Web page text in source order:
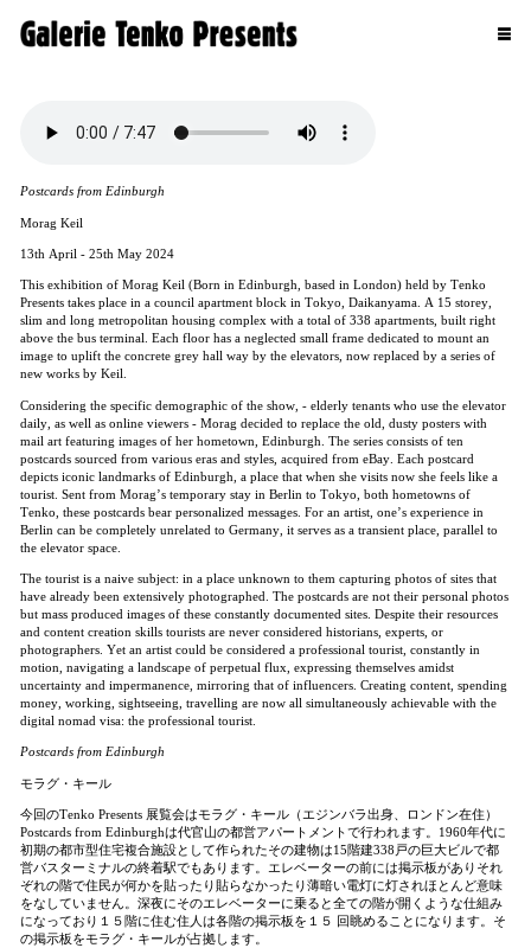
Postcards from Edinburgh
Morag Keil
13th April - 25th May 2024
This exhibition of Morag Keil (Born in Edinburgh, based in London) held by Tenko
Presents takes place in a council apartment block in Tokyo, Daikanyama. A 15 storey,
slim and long metropolitan housing complex with a total of 338 apartments, built right
above the bus terminal. Each floor has a neglected small frame dedicated to mount an
image to uplift the concrete grey hall way by the elevators, now replaced by a series of
new works by Keil.
Considering the specific demographic of the show, - elderly tenants who use the elevator
daily, as well as online viewers - Morag decided to replace the old, dusty posters with
mail art featuring images of her hometown, Edinburgh. The series consists of ten
postcards sourced from various eras and styles, acquired from eBay. Each postcard
depicts iconic landmarks of Edinburgh, a place that when she visits now she feels like a
tourist. Sent from Morag’s temporary stay in Berlin to Tokyo, both hometowns of
Tenko, these postcards bear personalized messages. For an artist, one’s experience in
Berlin can be completely unrelated to Germany, it serves as a transient place, parallel to
the elevator space.
The tourist is a naive subject: in a place unknown to them capturing photos of sites that
have already been extensively photographed. The postcards are not their personal photos
but mass produced images of these constantly documented sites. Despite their resources
and content creation skills tourists are never considered historians, experts, or
photographers. Yet an artist could be considered a professional tourist, constantly in
motion, navigating a landscape of perpetual flux, expressing themselves amidst
uncertainty and impermanence, mirroring that of influencers. Creating content, spending
money, working, sightseeing, travelling are now all simultaneously achievable with the
digital nomad visa: the professional tourist.
Postcards from Edinburgh
モラグ・キール
今回のTenko Presents 展覧会はモラグ・キール（エジンバラ出身、ロンドン在住）
Postcards from Edinburghは代官山の都営アパートメントで行われます。1960年代に
初期の都市型住宅複合施設として作られたその建物は15階建338戸の巨大ビルで都
営バスターミナルの終着駅でもあります。エレベーターの前には掲示板がありそれ
ぞれの階で住民が何かを貼ったり貼らなかったり薄暗い電灯に灯されほとんど意味
をなしていません。深夜にそのエレベーターに乗ると全ての階が開くような仕組み
になっており１５階に住む住人は各階の掲示板を１５ 回眺めることになります。そ
の掲示板をモラグ・キールが占拠します。